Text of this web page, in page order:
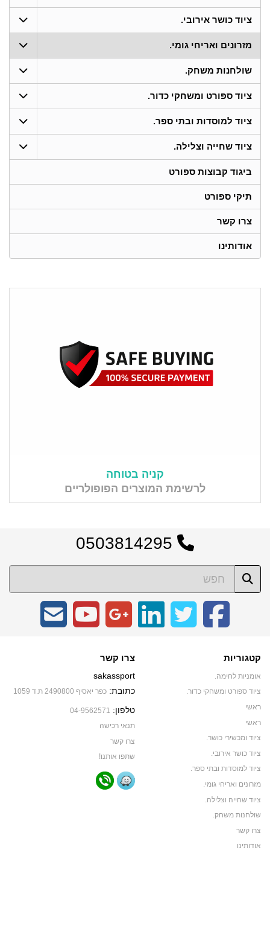
ציוד כושר אירובי.
מזרונים ואריחי גומי.
שולחנות משחק.
ציוד ספורט ומשחקי כדור.
ציוד למוסדות ובתי ספר.
ציוד שחייה וצלילה.
ביגוד קבוצות ספורט
תיקי ספורט
צרו קשר
אודותינו
קניה בטוחה
לרשימת המוצרים הפופולריים
קטגוריות
אומניות לחימה.
ציוד ספורט ומשחקי כדור.
ראשי
ראשי
ציוד ומכשירי כושר.
ציוד כושר אירובי.
ציוד למוסדות ובתי ספר.
מזרונים ואריחי גומי.
ציוד שחייה וצלילה.
שולחנות משחק.
צרו קשר
אודותינו
צרו קשר
sakassport
כתובת: כפר יאסיף 2490800 ת.ד 1059
טלפון: 04-9562571
תנאי רכישה
צרו קשר
שתפו אותנו!